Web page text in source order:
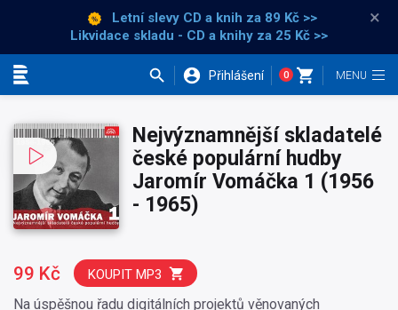
Letní slevy CD a knih za 89 Kč >>
Likvidace skladu - CD a knihy za 25 Kč >>
×
Přihlášení 0
Nejvýznamnější skladatelé
české populární hudby
Jaromír Vomáčka 1 (1956
- 1965)
Na úspěšnou řadu digitálních projektů věnovaných
99 Kč KOUPIT MP3